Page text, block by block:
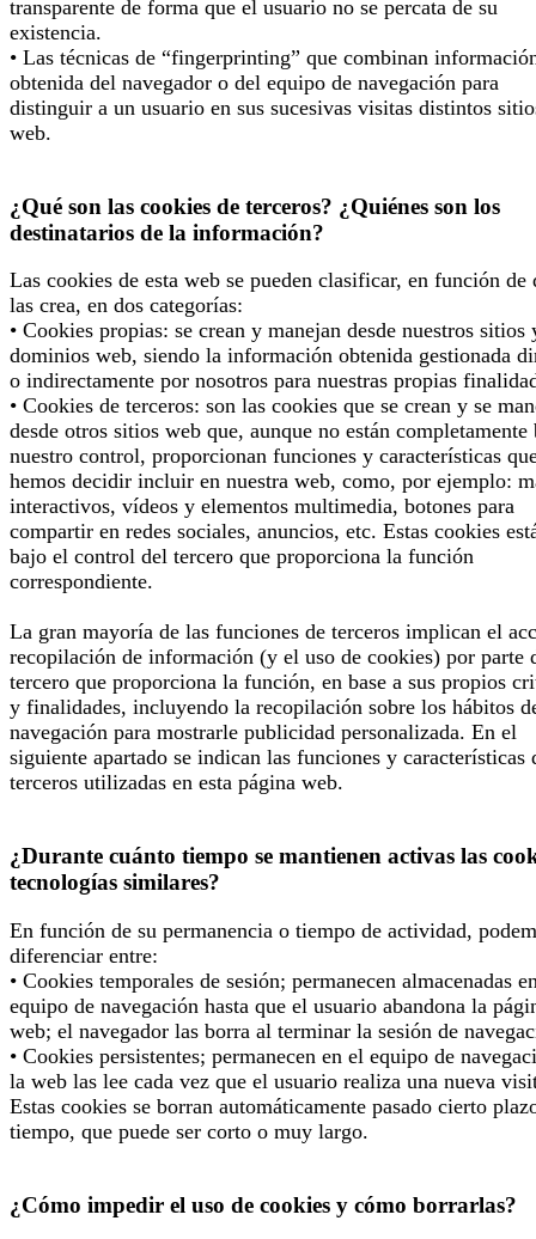
transparente de forma que el usuario no se percata de su
existencia.
• Las técnicas de “fingerprinting” que combinan
obtenida del navegador o del equipo de navegación para
distinguir a un usuario en sus sucesivas visitas distintos
web.
¿Qué son las cookies de terceros? ¿Quiénes son los
destinatarios de la información?
Las cookies de esta web se pueden clasificar, en función de
las crea, en dos categorías:
• Cookies propias: se crean y manejan desde nuestros sitios
dominios web, siendo la información obtenida gestionada
o indirectamente por nosotros para nuestras propias
• Cookies de terceros: son las cookies que se crean y se
desde otros sitios web que, aunque no están completamente
nuestro control, proporcionan funciones y características
hemos decidir incluir en nuestra web, como, por ejemplo:
interactivos, vídeos y elementos multimedia, botones para
compartir en redes sociales, anuncios, etc. Estas cookies
bajo el control del tercero que proporciona la función
correspondiente.
La gran mayoría de las funciones de terceros implican el
recopilación de información (y el uso de cookies) por parte
tercero que proporciona la función, en base a sus propios
y finalidades, incluyendo la recopilación sobre los hábitos
navegación para mostrarle publicidad personalizada. En el
siguiente apartado se indican las funciones y características
terceros utilizadas en esta página web.
¿Durante cuánto tiempo se mantienen activas las
tecnologías similares?
En función de su permanencia o tiempo de actividad,
diferenciar entre:
• Cookies temporales de sesión; permanecen almacenadas
equipo de navegación hasta que el usuario abandona la
web; el navegador las borra al terminar la sesión de
• Cookies persistentes; permanecen en el equipo de
la web las lee cada vez que el usuario realiza una nueva
Estas cookies se borran automáticamente pasado cierto
tiempo, que puede ser corto o muy largo.
¿Cómo impedir el uso de cookies y cómo borrarlas?